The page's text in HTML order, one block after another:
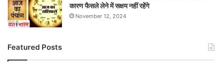
कारण फैसले लेने में सक्षम नहीं रहेंगे
November 12, 2024
Featured Posts